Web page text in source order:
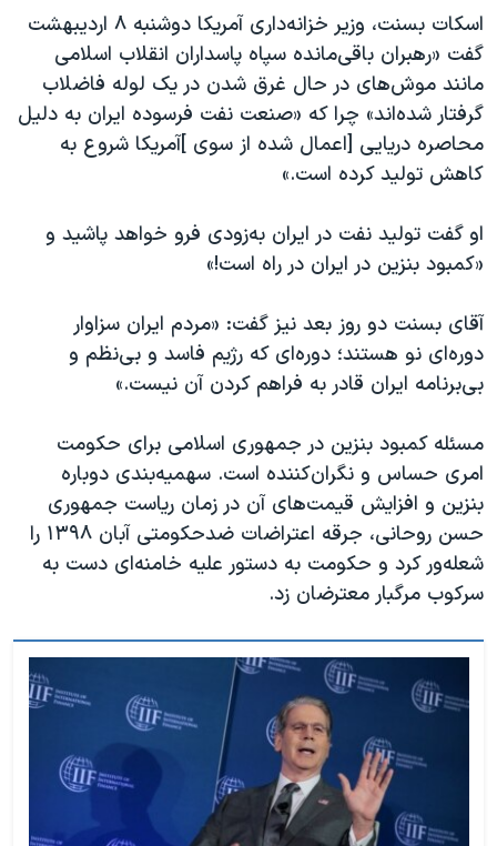
اسکات بسنت، وزیر خزانه‌داری آمریکا دوشنبه ۸ اردیبهشت
گفت «رهبران باقی‌مانده سپاه پاسداران انقلاب اسلامی
مانند موش‌های در حال غرق شدن در یک لوله فاضلاب
گرفتار شده‌اند» چرا که «صنعت نفت فرسوده ایران به دلیل
محاصره دریایی [اعمال شده از سوی ]آمریکا شروع به
کاهش تولید کرده است.»
او گفت تولید نفت در ایران به‌زودی فرو خواهد پاشید و
«کمبود بنزین در ایران در راه است!»
آقای بسنت دو روز بعد نیز گفت: «مردم ایران سزاوار
دوره‌ای نو هستند؛ دوره‌ای که رژیم فاسد و بی‌نظم و
بی‌برنامه ایران قادر به فراهم کردن آن نیست.»
مسئله کمبود بنزین در جمهوری اسلامی برای حکومت
امری حساس و نگران‌کننده است. سهمیه‌بندی دوباره
بنزین و افزایش قیمت‌های آن در زمان ریاست جمهوری
حسن روحانی، جرقه اعتراضات ضدحکومتی آبان ۱۳۹۸ را
شعله‌ور کرد و حکومت به دستور علیه خامنه‌ای دست به
سرکوب مرگبار معترضان زد.